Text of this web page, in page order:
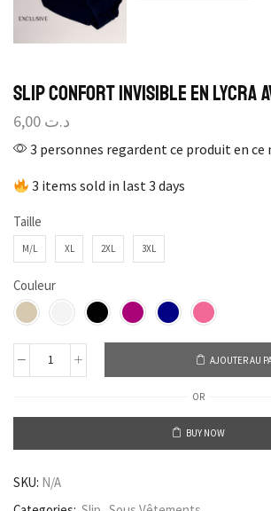
Slip Confort Invisible en Lycra
د.ت
3 personnes regardent ce produit en ce
3 items sold in last 3 days
Taille
M/L XL 2XL 3XL
Couleur
AJOUTER AU
OR
BUY NOW
SKU: N/A